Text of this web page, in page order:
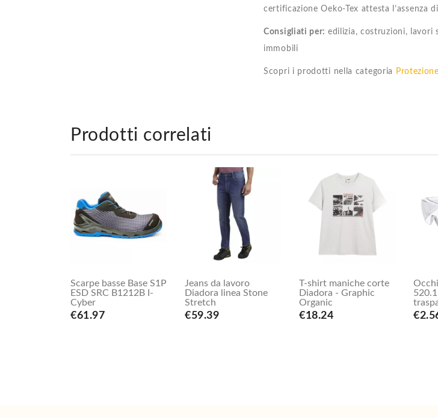
certificazione Oeko-Tex attesta l’assenza
Consigliati per: edilizia, costruzioni, lavori
immobili
Scopri i prodotti nella categoria
Prodotti correlati
Scarpe basse Base S1P
ESD SRC B1212B I-
Cyber
€61.97
Jeans da lavoro
Diadora linea Stone
Stretch
€59.39
T-shirt maniche corte
Diadora - Graphic
Organic
€18.24